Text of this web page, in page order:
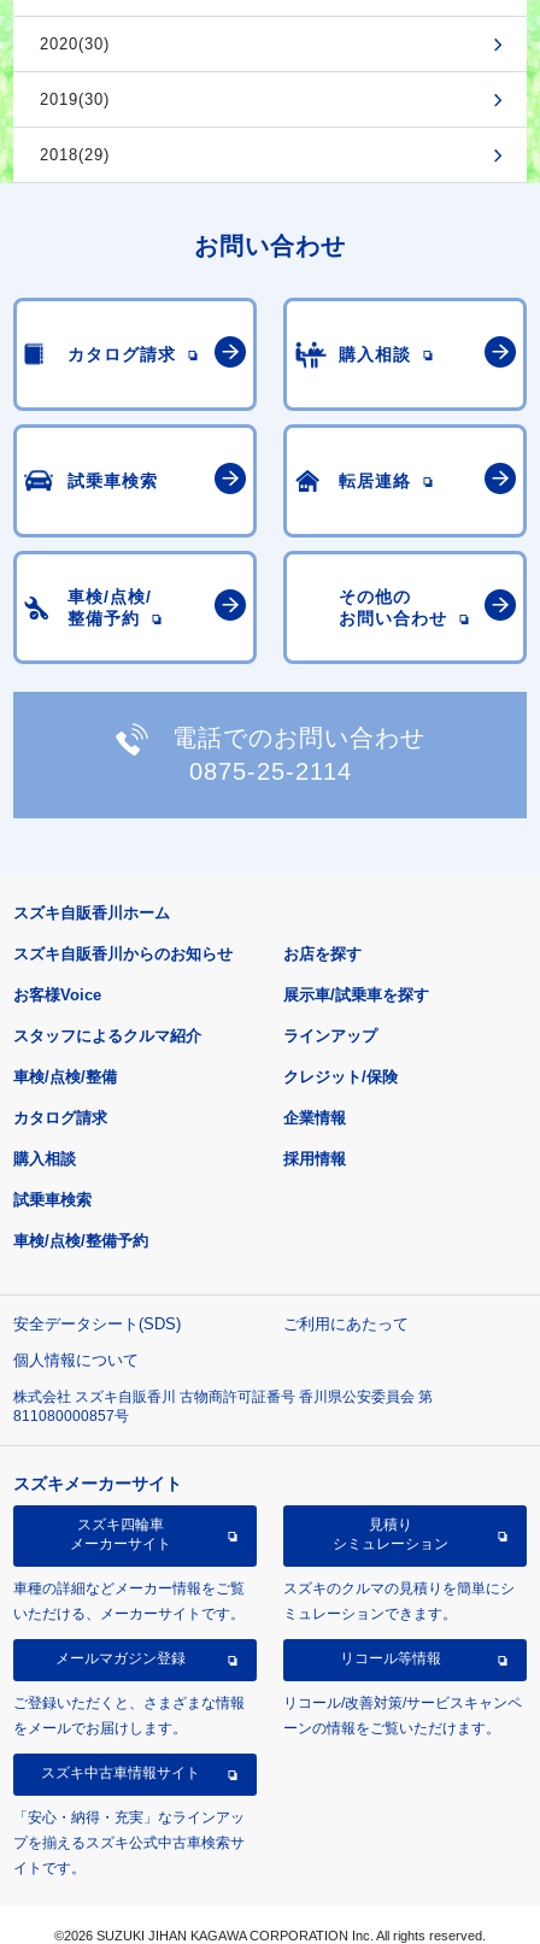
2020(30)
2019(30)
2018(29)
お問い合わせ
カタログ請求 購入相談
試乗車検索 転居連絡
車検/点検/
整備予約
その他の
お問い合わせ
電話でのお問い合わせ
0875-25-2114
スズキ自販香川ホーム
スズキ自販香川からのお知らせ
お客様Voice
スタッフによるクルマ紹介
お店を探す
展示車/試乗車を探す
ラインアップ
車検/点検/整備 クレジット/保険
カタログ請求
購入相談
試乗車検索
車検/点検/整備予約
企業情報
採用情報
安全データシート(SDS)
ご利用にあたって
個人情報について
株式会社 スズキ自販香川 古物商許可証番号 香川県公安委員会 第
811080000857号
スズキメーカーサイト
スズキ四輪車
メーカーサイト
車種の詳細などメーカー情報をご覧
いただける、メーカーサイトです。
見積り
シミュレーション
スズキのクルマの見積りを簡単にシ
ミュレーションできます。
メールマガジン登録
ご登録いただくと、さまざまな情報
をメールでお届けします。
リコール等情報
リコール/改善対策/サービスキャンペ
ーンの情報をご覧いただけます。
スズキ中古車情報サイト
「安心・納得・充実」なラインアッ
プを揃えるスズキ公式中古車検索サ
イトです。
©2026 SUZUKI JIHAN KAGAWA CORPORATION Inc. All rights reserved.